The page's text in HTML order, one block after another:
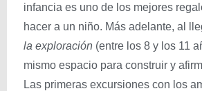
infancia es uno de los mejores
hacer a un niño. Más adelante, al
la exploración (entre los 8 y los 11
mismo espacio para construir y
Las primeras excursiones con los